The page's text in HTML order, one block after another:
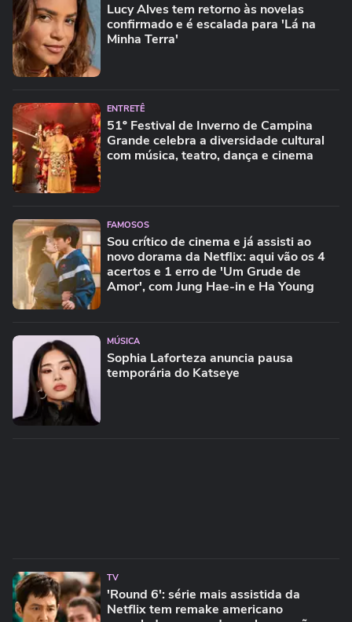
Lucy Alves tem retorno às novelas
confirmado e é escalada para 'Lá na
Minha Terra'
ENTRETÊ
51º Festival de Inverno de Campina
Grande celebra a diversidade cultural
com música, teatro, dança e cinema
FAMOSOS
Sou crítico de cinema e já assisti ao
novo dorama da Netflix: aqui vão os 4
acertos e 1 erro de 'Um Grude de
Amor', com Jung Hae-in e Ha Young
MÚSICA
Sophia Laforteza anuncia pausa
temporária do Katseye
TV
'Round 6': série mais assistida da
Netflix tem remake americano